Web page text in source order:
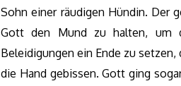
Sohn einer räudigen Hündin. Der
Gott den Mund zu halten, um
Beleidigungen ein Ende zu
die Hand gebissen. Gott ging